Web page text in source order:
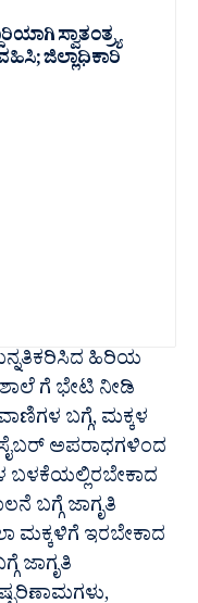
ಸ್ವಾತಂತ್ರ್ಯ
ಜಿಲ್ಲಾಧಿಕಾರಿ
ಹಿರಿಯ
ಗೆ ಭೇಟಿ ನೀಡಿ
ಬಗ್ಗೆ, ಮಕ್ಕಳ
ಸೈಬರ್ ಅಪರಾಧಗಳಿಂದ
ಬಳಕೆಯಲ್ಲಿರಬೇಕಾದ
ಬಗ್ಗೆ ಜಾಗೃತಿ
ಮಕ್ಕಳಿಗೆ ಇರಬೇಕಾದ
ಜಾಗೃತಿ